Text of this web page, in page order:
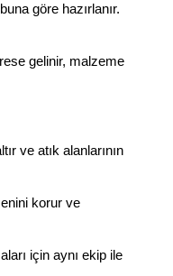
göre hazırlanır.
gelinir, malzeme
ve atık alanlarının
korur ve
için aynı ekip ile